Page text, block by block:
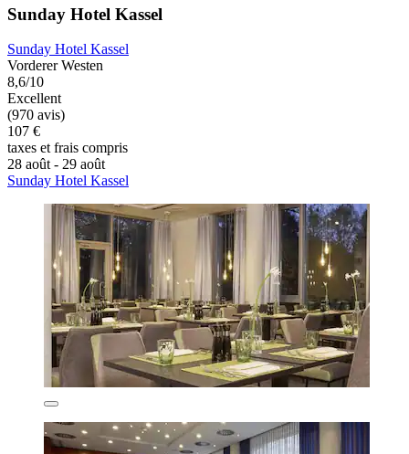
Sunday Hotel Kassel
Sunday Hotel Kassel
Vorderer Westen
8,6/10
Excellent
(970 avis)
107 €
taxes et frais compris
28 août - 29 août
Sunday Hotel Kassel